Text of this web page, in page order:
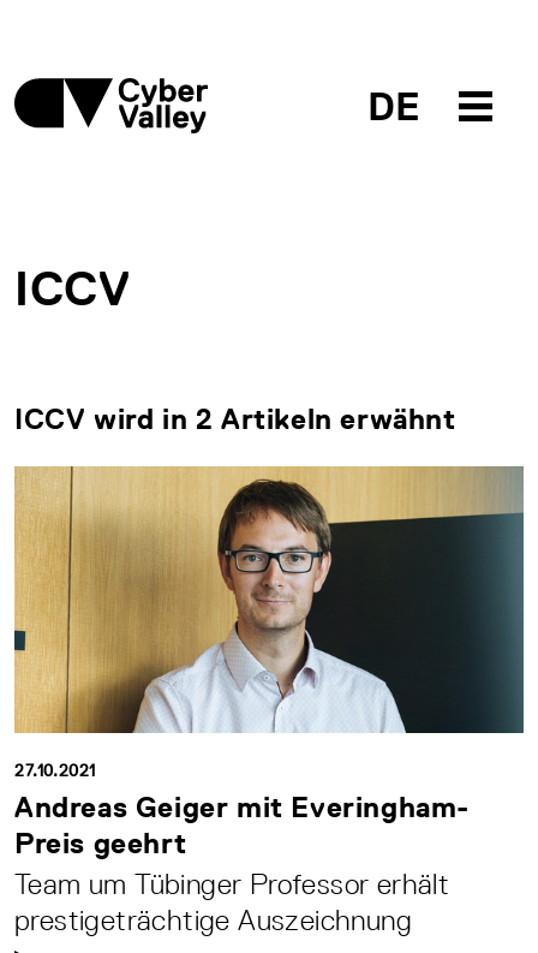
DE
ICCV
ICCV wird in 2 Artikeln erwähnt
27.10.2021
Andreas Geiger mit Everingham-
Preis geehrt
Team um Tübinger Professor erhält
prestigeträchtige Auszeichnung